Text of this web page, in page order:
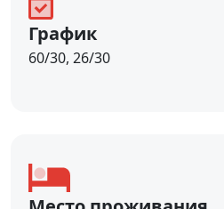
График
60/30, 26/30